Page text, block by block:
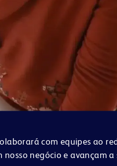
com equipes ao
negócio e avançam